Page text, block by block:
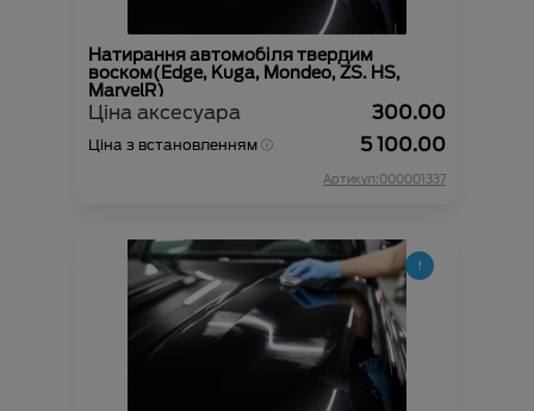
Натирання автомобіля твердим
воском(Edge, Kuga, Mondeo, ZS. HS,
MarvelR)
Ціна аксесуара 300.00
Ціна з встановленням 5 100.00
Артикул:000001337